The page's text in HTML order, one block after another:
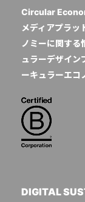
Circular
メディアプラッ
ノミーに関する
ュラーデザイン
ーキュラーエコ
DIGITAL